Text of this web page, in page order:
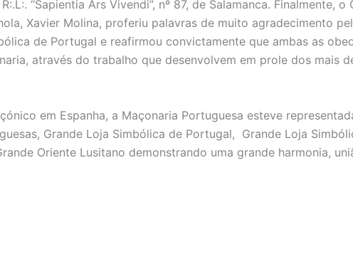
“Sapientia Ars Vivendi”, nº 87, de Salamanca. Finalmente,
Xavier Molina, proferiu palavras de muito agradecimento
de Portugal e reafirmou convictamente que ambas as
através do trabalho que desenvolvem em prole dos mais
em Espanha, a Maçonaria Portuguesa esteve
Grande Loja Simbólica de Portugal, Grande Loja
Oriente Lusitano demonstrando uma grande harmonia,